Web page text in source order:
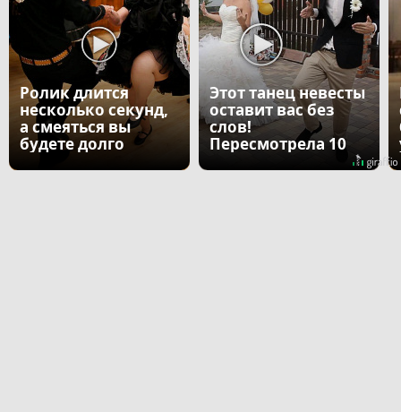
Ролик длится
несколько секунд,
а смеяться вы
будете долго
Этот танец невесты
оставит вас без
слов!
Пересмотрела 10